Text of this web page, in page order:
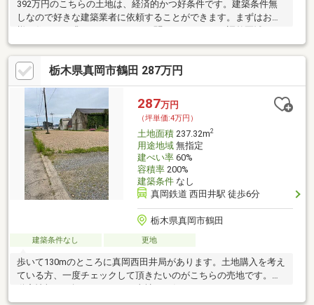
392万円のこちらの土地は、経済的かつ好条件です。建築条件無
しなので好きな建築業者に依頼することができます。まずはお客
き、制限があります。詳
栃木県真岡市鶴田 287万円
287万円
（坪単価:4万円）
土地面積237.32m2
用途地域無指定
建ぺい率60%
容積率200%
建築条件なし
真岡鉄道 西田井駅 徒歩6分
栃木県真岡市鶴田
建築条件なし 更地
歩いて130mのところに真岡西田井局があります。土地購入を考え
ている方、一度チェックして頂きたいのがこちらの売地です。不